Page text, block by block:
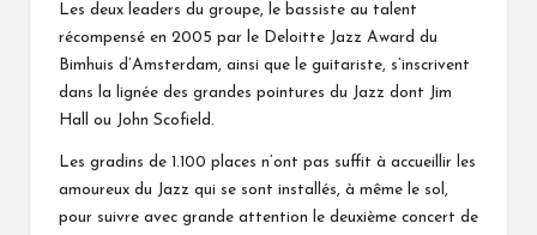
Les deux leaders du groupe, le bassiste au talent
récompensé en 2005 par le Deloitte Jazz Award du
Bimhuis d’Amsterdam, ainsi que le guitariste, s’inscrivent
dans la lignée des grandes pointures du Jazz dont Jim
Hall ou John Scofield.
Les gradins de 1.100 places n’ont pas suffit à accueillir les
amoureux du Jazz qui se sont installés, à même le sol,
pour suivre avec grande attention le deuxième concert de